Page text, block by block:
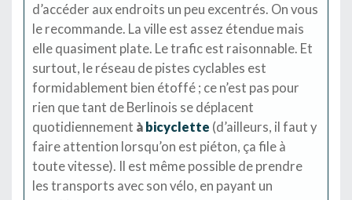
d’accéder aux endroits un peu excentrés. On vous
le recommande. La ville est assez étendue mais
elle quasiment plate. Le trafic est raisonnable. Et
surtout, le réseau de pistes cyclables est
formidablement bien étoffé ; ce n’est pas pour
rien que tant de Berlinois se déplacent
quotidiennement à bicyclette (d’ailleurs, il faut y
faire attention lorsqu’on est piéton, ça file à
toute vitesse). Il est même possible de prendre
les transports avec son vélo, en payant un